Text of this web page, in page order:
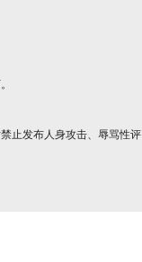
止发布人身攻击、辱骂性评